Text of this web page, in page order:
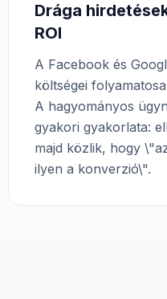
Drága
ROI
A Facebook és
költségei
A hagyományos
gyakori gyakorlata:
majd közlik, hogy
ilyen a konverzió\".